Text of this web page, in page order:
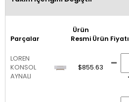
Parçalar
Ürün
Resmi Ürün Fiyatı
LOREN
KONSOL
AYNALI
$855.63